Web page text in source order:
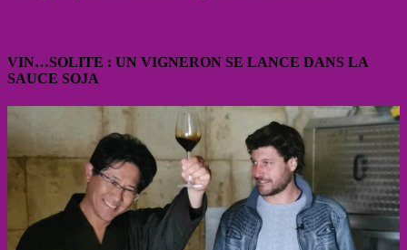
VIN…SOLITE : UN VIGNERON SE LANCE DANS LA
SAUCE SOJA